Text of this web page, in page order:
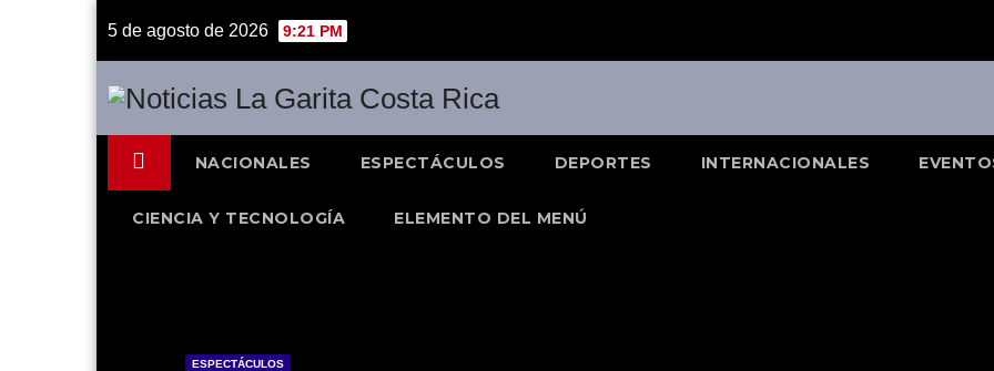
5 de agosto de 2026 9:21 PM
NACIONALES ESPECTÁCULOS DEPORTES INTERNACIONALES
CIENCIA Y TECNOLOGÍA ELEMENTO DEL MENÚ
ESPECTÁCULOS